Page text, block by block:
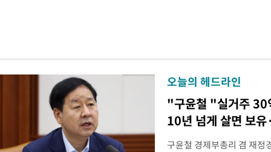
오늘의 헤드라인
"구윤철 "실거주 30
10년 넘게 살면 보
구윤철 경제부총리 겸 재정